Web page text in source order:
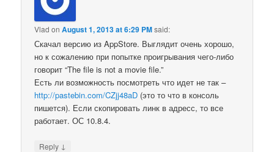
Vlad onAugust 1, 2013 at 6:29 PMsaid:
Скачал версию из AppStore. Выглядит очень хорошо,
но к сожалению при попытке проигрывания чего-либо
говорит “The file is not a movie file.”
Есть ли возможность посмотреть что идет не так –
http://pastebin.com/CZjj48aD (это то что в консоль
пишется). Если скопировать линк в адресс, то все
работает. ОС 10.8.4.
Reply ↓